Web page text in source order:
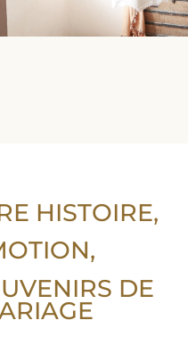
HISTOIRE,
DE